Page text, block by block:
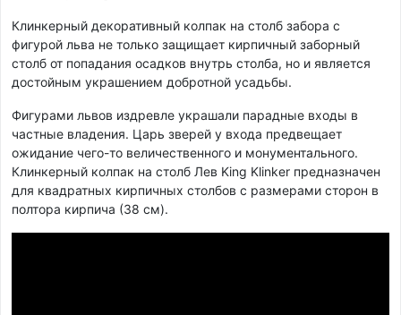
Клинкерный декоративный колпак на столб забора с
фигурой льва не только защищает кирпичный заборный
столб от попадания осадков внутрь столба, но и является
достойным украшением добротной усадьбы.
Фигурами львов издревле украшали парадные входы в
частные владения. Царь зверей у входа предвещает
ожидание чего-то величественного и монументального.
Клинкерный колпак на столб Лев King Klinker предназначен
для квадратных кирпичных столбов с размерами сторон в
полтора кирпича (38 см).